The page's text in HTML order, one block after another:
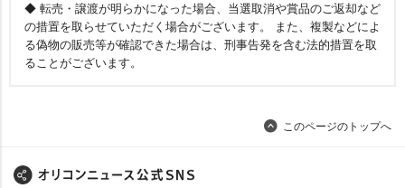
◆ 転売・譲渡が明らかになった場合、当選取消や賞品のご返却など
の措置を取らせていただく場合がございます。 また、複製などによ
る偽物の販売等が確認できた場合は、刑事告発を含む法的措置を取
ることがございます。
このページのトップへ